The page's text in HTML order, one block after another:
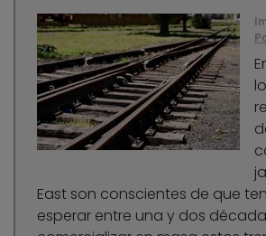
East son conscientes de que
esperar entre una y dos